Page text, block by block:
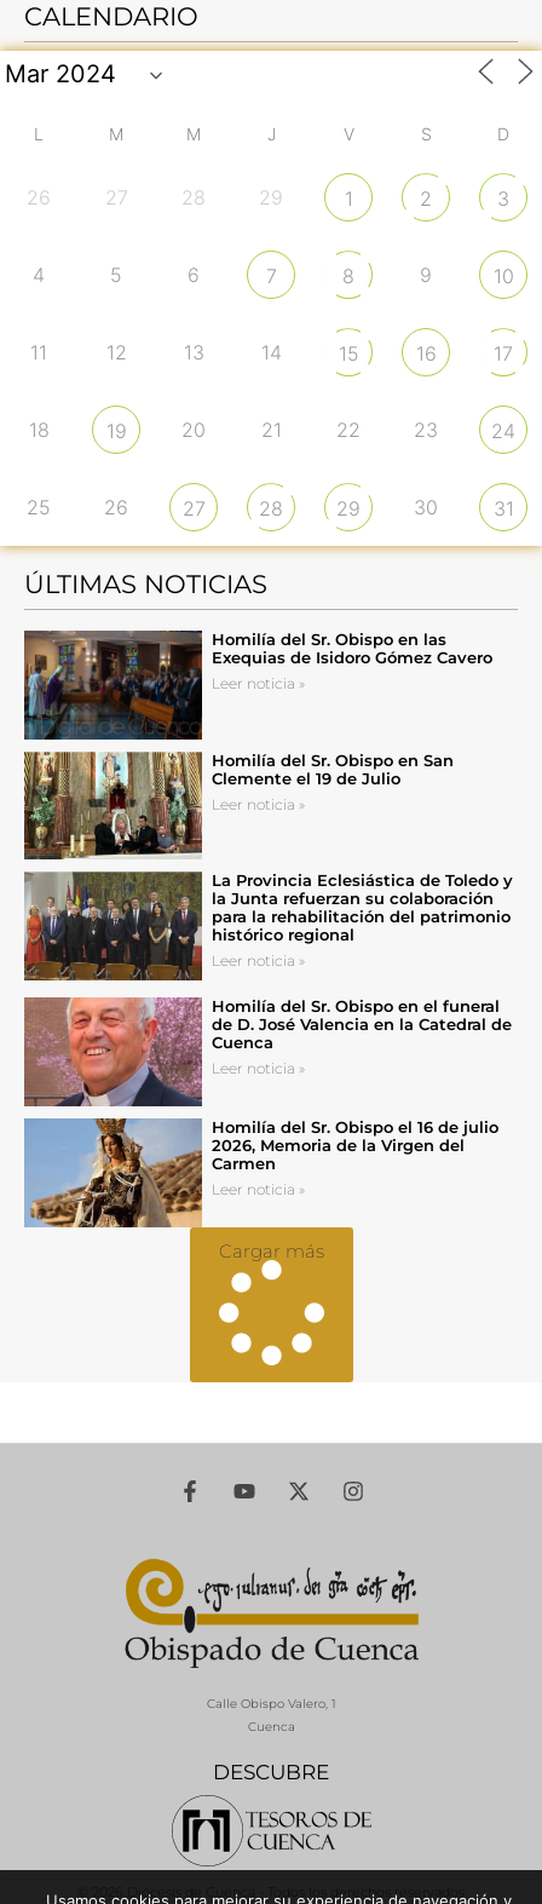
CALENDARIO
L M M J V S D
26 27 28 29 1 2 3
4 5 6 7 8 9 10
11 12 13 14 15 16 17
18 19 20 21 22 23 24
25 26 27 28 29 30 31
ÚLTIMAS NOTICIAS
Homilía del Sr. Obispo en las
Exequias de Isidoro Gómez Cavero
Leer noticia »
Homilía del Sr. Obispo en San
Clemente el 19 de Julio
Leer noticia »
La Provincia Eclesiástica de Toledo y
la Junta refuerzan su colaboración
para la rehabilitación del patrimonio
histórico regional
Leer noticia »
Homilía del Sr. Obispo en el funeral
de D. José Valencia en la Catedral de
Cuenca
Leer noticia »
Homilía del Sr. Obispo el 16 de julio
2026, Memoria de la Virgen del
Carmen
Leer noticia »
Cargar más
DESCUBRE
Calle Obispo Valero, 1
Cuenca
© 2026 Diócesis de Cuenca - Todos los derechos reservados